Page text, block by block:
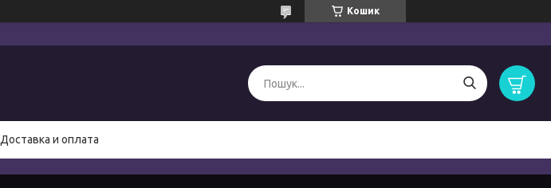
Кошик
Доставка и оплата